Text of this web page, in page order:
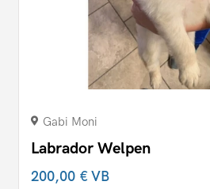
Gabi Moni
Labrador Welpen
200,00 €VB